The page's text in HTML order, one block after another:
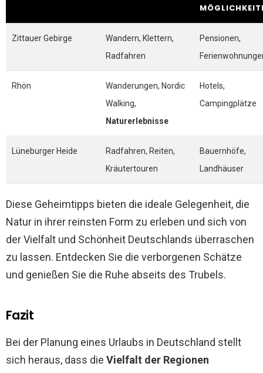
Zittauer Gebirge
Wandern, Klettern,
Radfahren
Pensionen,
Rhön
Wanderungen, Nordic
Walking,
Naturerlebnisse
Hotels,
Campingplätze
Lüneburger Heide
Radfahren, Reiten,
Kräutertouren
Bauernhöfe,
Landhäuser
Diese Geheimtipps bieten die ideale Gelegenheit, die
Natur in ihrer reinsten Form zu erleben und sich von
der Vielfalt und Schönheit Deutschlands überraschen
zu lassen. Entdecken Sie die verborgenen Schätze
und genießen Sie die Ruhe abseits des Trubels.
Fazit
Bei der Planung eines Urlaubs in Deutschland stellt
sich heraus, dass die Vielfalt der Regionen